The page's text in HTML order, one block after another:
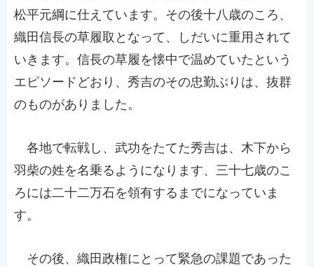
松平元綱に仕えています。その後十八歳のころ、
織田信長の草履取となって、しだいに重用されて
いきます。信長の草履を懐中で温めていたという
エピソードどおり、秀吉のその忠勤ぶりは、抜群
のものがありました。
各地で転戦し、武功をたてた秀吉は、木下から
羽柴の姓を名乗るようになります、三十七歳のこ
ろには二十二万石を領有するまでになっていま
す。
その後、織田政権にとって緊急の課題であった